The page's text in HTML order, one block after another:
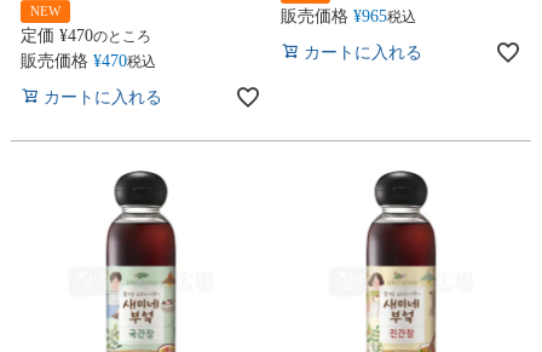
NEW
定価 ¥470のところ
販売価格 ¥470税込
カートに入れる
販売価格 ¥965税込
カートに入れる